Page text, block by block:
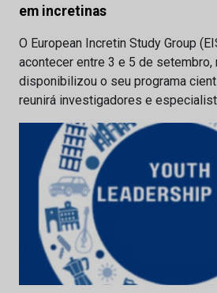
em incretinas
O European Incretin Study Group
acontecer entre 3 e 5 de setembro,
disponibilizou o seu programa
reunirá investigadores e